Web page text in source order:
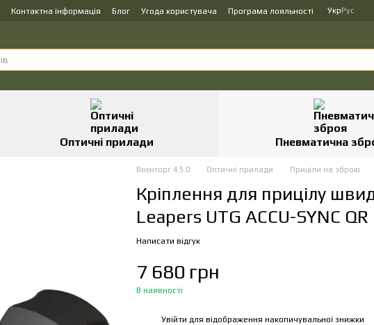
Контактна інформація Блог Угода користувача Програма лояльності УкрРус
Оптичні прилади Пневматична
Воєнторг 4.5.0 Оптичні прилади Приціли на зброю
Кріплення для прицілу
Leapers UTG ACCU-SYNC
Написати відгук
7 680 грн
В наявності
Увійти для відображення накопичувальної знижки